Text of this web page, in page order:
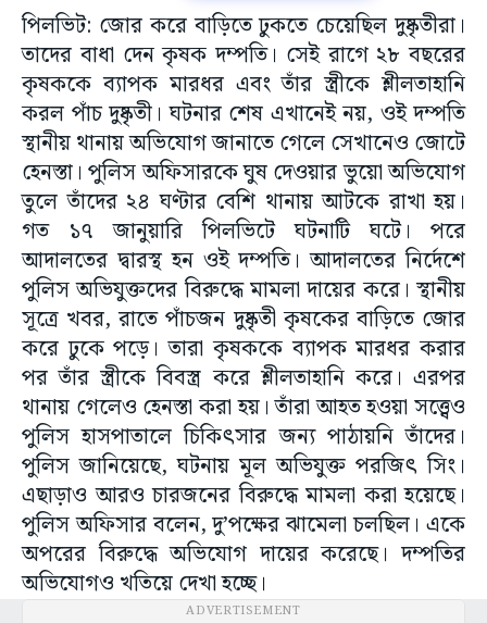
পিলভিট: জোর করে বাড়িতে ঢুকতে চেয়েছিল দুষ্কৃতীরা।
তাদের বাধা দেন কৃষক দম্পতি। সেই রাগে ২৮ বছরের
কৃষককে ব্যাপক মারধর এবং তাঁর স্ত্রীকে শ্লীলতাহানি
করল পাঁচ দুষ্কৃতী। ঘটনার শেষ এখানেই নয়, ওই দম্পতি
স্থানীয় থানায় অভিযোগ জানাতে গেলে সেখানেও জোটে
হেনস্তা। পুলিস অফিসারকে ঘুষ দেওয়ার ভুয়ো অভিযোগ
তুলে তাঁদের ২৪ ঘণ্টার বেশি থানায় আটকে রাখা হয়।
গত ১৭ জানুয়ারি পিলভিটে ঘটনাটি ঘটে। পরে
আদালতের দ্বারস্থ হন ওই দম্পতি। আদালতের নির্দেশে
পুলিস অভিযুক্তদের বিরুদ্ধে মামলা দায়ের করে। স্থানীয়
সূত্রে খবর, রাতে পাঁচজন দুষ্কৃতী কৃষকের বাড়িতে জোর
করে ঢুকে পড়ে। তারা কৃষককে ব্যাপক মারধর করার
পর তাঁর স্ত্রীকে বিবস্ত্র করে শ্লীলতাহানি করে। এরপর
থানায় গেলেও হেনস্তা করা হয়। তাঁরা আহত হওয়া সত্ত্বেও
পুলিস হাসপাতালে চিকিৎসার জন্য পাঠায়নি তাঁদের।
পুলিস জানিয়েছে, ঘটনায় মূল অভিযুক্ত পরজিৎ সিং।
এছাড়াও আরও চারজনের বিরুদ্ধে মামলা করা হয়েছে।
পুলিস অফিসার বলেন, দু’পক্ষের ঝামেলা চলছিল। একে
অপরের বিরুদ্ধে অভিযোগ দায়ের করেছে। দম্পতির
অভিযোগও খতিয়ে দেখা হচ্ছে।
ADVERTISEMENT